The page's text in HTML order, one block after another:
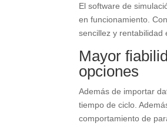
El software de
en funcionamiento.
sencillez y rentabilidad
Mayor
opciones
Además de importar
tiempo de ciclo.
comportamiento de